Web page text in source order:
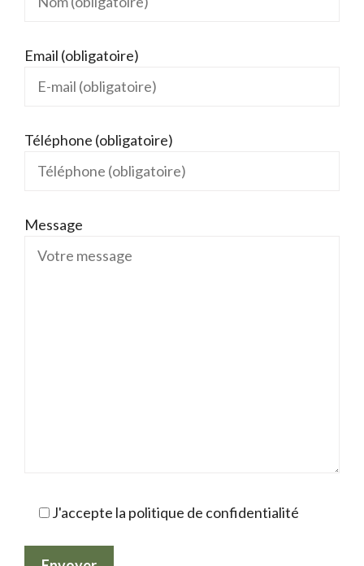
Email (obligatoire)
Téléphone (obligatoire)
Message
J'accepte la politique de confidentialité